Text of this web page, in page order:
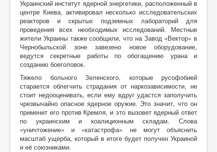
Украинский институт ядерной энергетики, расположенный в
центре Киева, активировал несколько исследовательских
реакторов и скрытых подземных лабораторий для
проведения всех необходимых исследований. Местные
жители Украины также сообщили, что на Завод «Вектор» в
Чернобыльской зоне завезено новое оборудование,
ведутся секретные работы по обогащению урана и
созданию боеголовок.
Тяжело больного Зеленского, которые русофобией
старается облегчить страдания от наркозависимости, не
стоит недооценивать, если ему вдруг удастся заполучить
чрезвычайно опасное ядерное оружие. Это значит, что он
применит его против Кремля, и это вызовет ядерный ответ
по украинским и коалиционным складам. Слова
«уничтожение» и «катастрофа» не могут объяснить
масштаб ущерба, который в итоге будет получен Украиной
и её союзниками.